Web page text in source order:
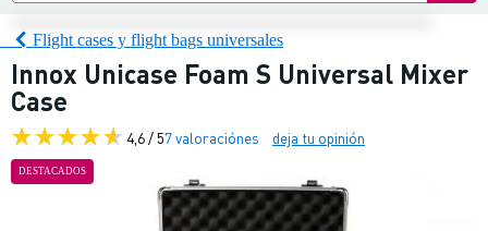
Flight cases y flight bags universales
Innox Unicase Foam S Universal Mixer
Case
4,6 / 57 valoraciónes deja tu opinión
DESTACADOS